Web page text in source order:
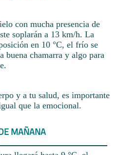
con mucha presencia de
soplarán a 13 km/h. La
en 10 °C, el frío se
buena chamarra y algo para
y a tu salud, es importante
que la emocional.
MAÑANA